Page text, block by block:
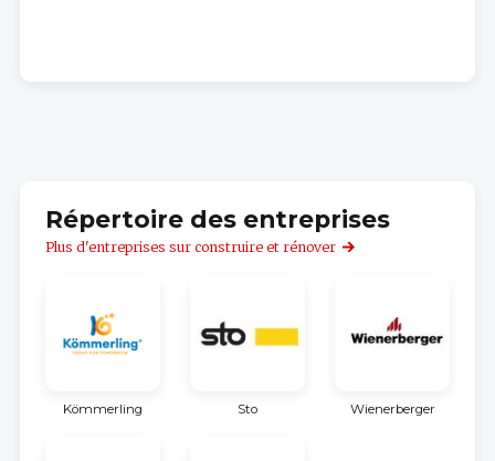
Répertoire des entreprises
Plus d'entreprises sur construire et rénover
Kömmerling Sto Wienerberger